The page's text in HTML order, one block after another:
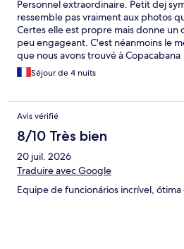
Personnel extraordinaire. Petit dej
ressemble pas vraiment aux photos
Certes elle est propre mais donne un
peu engageant. C'est néanmoins le
que nous avons trouvé à Copacabana
Séjour de 4 nuits
Avis vérifié
8/10 Très bien
20 juil. 2026
Traduire avec Google
Equipe de funcionários incrível, ótima